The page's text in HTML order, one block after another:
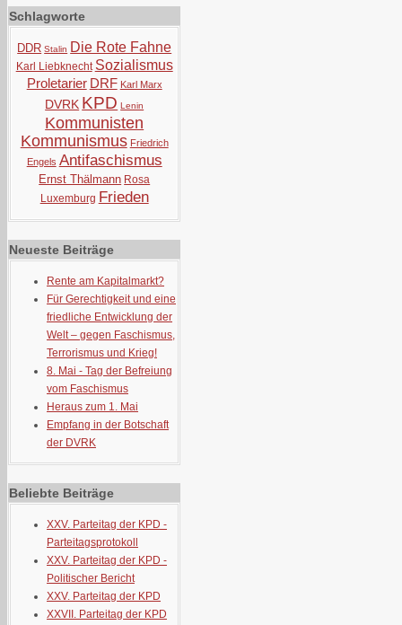
Schlagworte
DDR Stalin Die Rote Fahne
Karl Liebknecht Sozialismus
Proletarier DRF Karl Marx
DVRK KPD Lenin
Kommunisten
Kommunismus Friedrich
Engels Antifaschismus
Ernst Thälmann Rosa
Luxemburg Frieden
Neueste Beiträge
Rente am Kapitalmarkt?
Für Gerechtigkeit und eine
friedliche Entwicklung der
Welt – gegen Faschismus,
Terrorismus und Krieg!
8. Mai - Tag der Befreiung
vom Faschismus
Heraus zum 1. Mai
Empfang in der Botschaft
der DVRK
Beliebte Beiträge
XXV. Parteitag der KPD -
Parteitagsprotokoll
XXV. Parteitag der KPD -
Politischer Bericht
XXV. Parteitag der KPD
XXVII. Parteitag der KPD